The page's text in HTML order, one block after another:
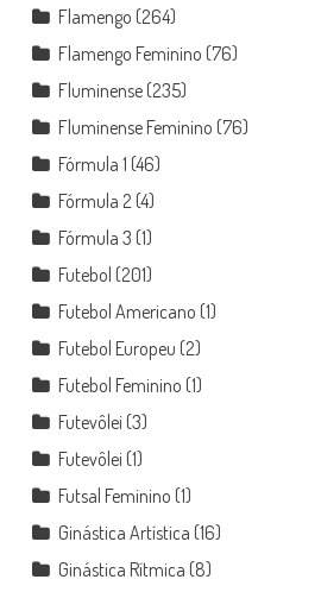
Flamengo (264)
Flamengo Feminino (76)
Fluminense(235)
Fluminense Feminino (76)
Fórmula 1 (46)
Fórmula 2 (4)
Fórmula 3 (1)
Futebol (201)
Futebol Americano (1)
Futebol Europeu (2)
Futebol Feminino (1)
Futevôlei (3)
Futevôlei (1)
Futsal Feminino (1)
Ginástica Artística (16)
Ginástica Rítmica (8)